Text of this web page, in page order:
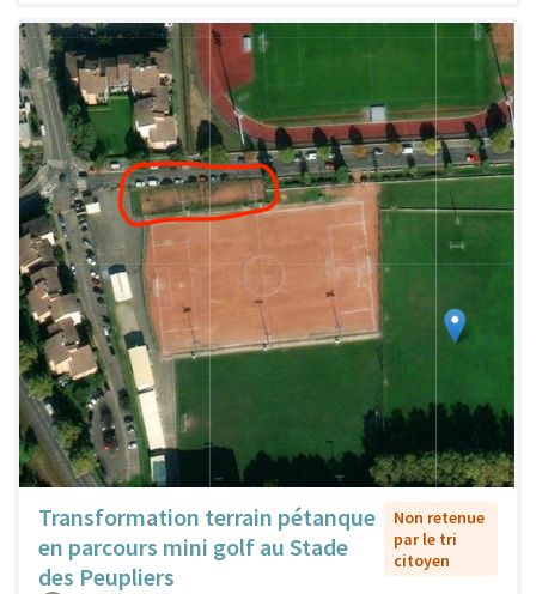
Transformation terrain pétanque
en parcours mini golf au Stade
des Peupliers
Non retenue
par le tri
citoyen